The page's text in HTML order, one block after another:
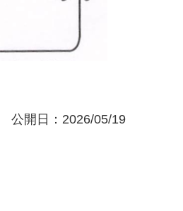
公開日：2026/05/19